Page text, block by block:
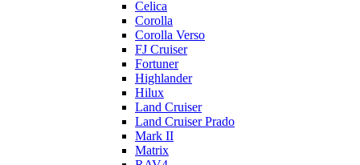
Celica
Corolla
Corolla Verso
FJ Cruiser
Fortuner
Highlander
Hilux
Land Cruiser
Land Cruiser Prado
Mark II
Matrix